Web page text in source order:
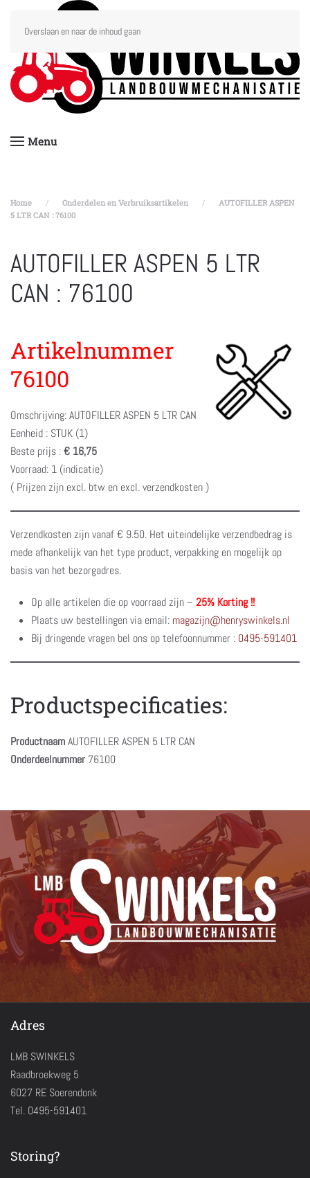
Overslaan en naar de inhoud gaan
Menu
Home Onderdelen en Verbruiksartikelen
AUTOFILLER ASPEN
5 LTR CAN : 76100
AUTOFILLER ASPEN 5 LTR
CAN : 76100
Artikelnummer
76100
Omschrijving: AUTOFILLER ASPEN 5 LTR CAN
Eenheid : STUK (1)
Beste prijs :€ 16,75
Voorraad: 1 (indicatie)
( Prijzen zijn excl. btw en excl. verzendkosten )
Verzendkosten zijn vanaf € 9.50. Het uiteindelijke verzendbedrag is
mede afhankelijk van het type product, verpakking en mogelijk op
basis van het bezorgadres.
Op alle artikelen die op voorraad zijn – 25% Korting !!
Plaats uw bestellingen via email: magazijn@henryswinkels.nl
Bij dringende vragen bel ons op telefoonnummer : 0495-591401
Productspecificaties:
ProductnaamAUTOFILLER ASPEN 5 LTR CAN
Onderdeelnummer 76100
Adres
LMB SWINKELS
Raadbroekweg 5
6027 RE Soerendonk
Tel. 0495-591401
Storing?